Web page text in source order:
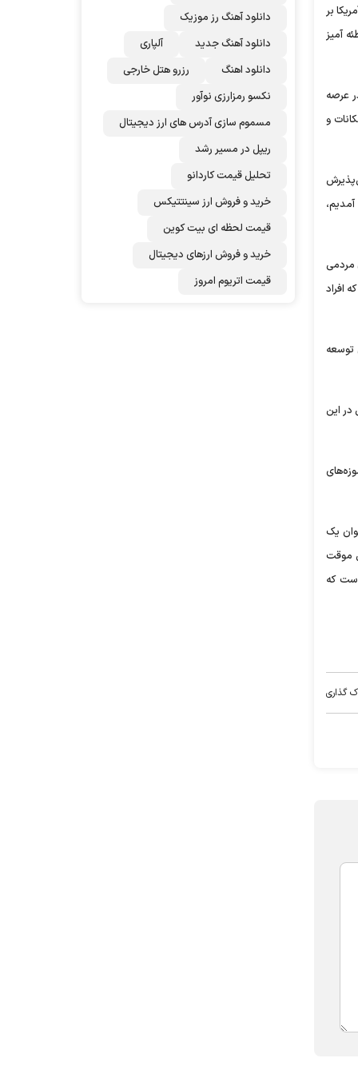
بر
آمیز
عرصه
و
مردمی
افراد
توسعه
در این
یک
موقت
که
گذاری
دانلود آهنگ رز‌ موزیک
دانلود آهنگ جدید
آلپاری
دانلود اهنگ
رزرو هتل خارجی
نکسو رمزارزی نوآور
مسموم سازی آدرس های ارز دیجیتال
ریپل در مسیر رشد
تحلیل قیمت کاردانو
خرید و فروش ارز سینتتیکس
قیمت لحظه ای بیت کوین
خرید و فروش ارزهای دیجیتال
قیمت اتریوم امروز